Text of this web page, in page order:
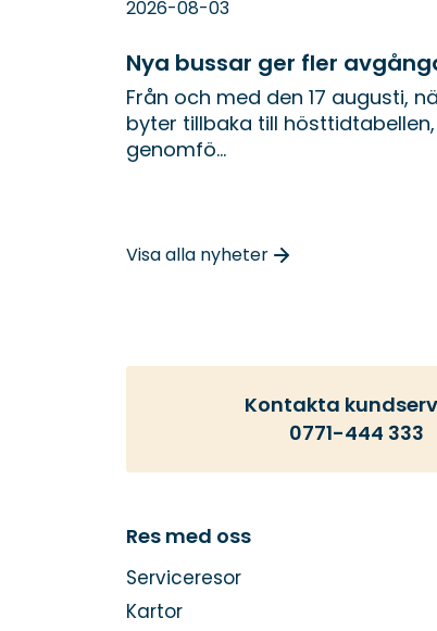
2026-08-03
Nya bussar ger fler
Från och med den 17 augusti,
byter tillbaka till hösttidtabellen,
genomfö...
Visa alla nyheter
Kontakta
0771-444 333
Res med oss
Serviceresor
Kartor